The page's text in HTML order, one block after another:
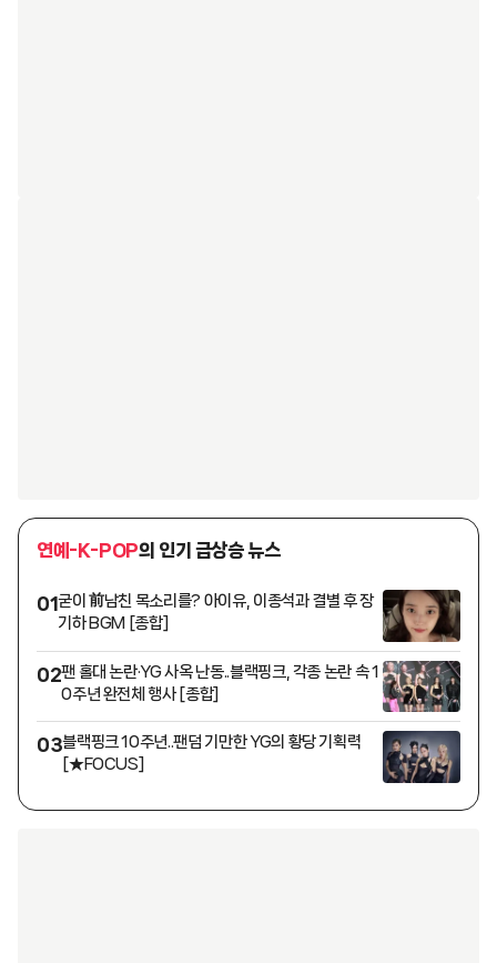
연예-K-POP의 인기 급상승 뉴스
01굳이 前남친 목소리를? 아이유, 이종석과 결별 후 장
기하 BGM [종합]
02팬 홀대 논란·YG 사옥 난동..블랙핑크, 각종 논란 속 1
0주년 완전체 행사 [종합]
03블랙핑크 10주년..팬덤 기만한 YG의 황당 기획력
[★FOCUS]